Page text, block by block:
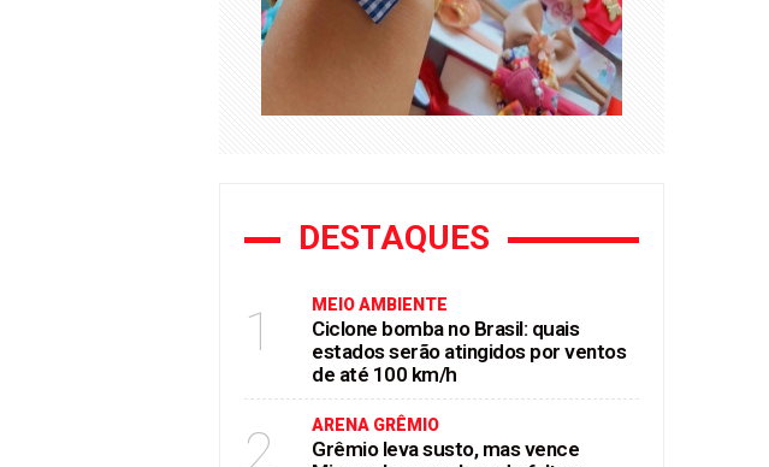
DESTAQUES
1 MEIO AMBIENTE
Ciclone bomba no Brasil: quais
estados serão atingidos por ventos
de até 100 km/h
2 ARENA GRÊMIO
Grêmio leva susto, mas vence